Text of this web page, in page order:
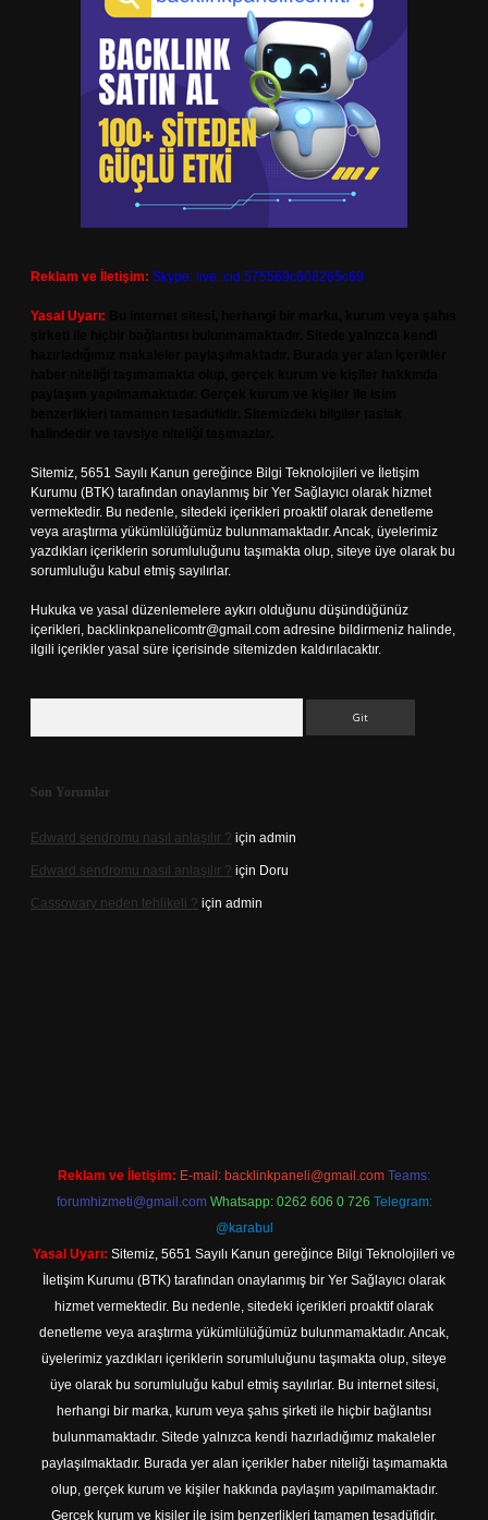
Reklam ve İletişim: Skype: live:.cid.575569c608265c69
Yasal Uyarı:
Sitemiz, 5651 Sayılı Kanun gereğince Bilgi Teknolojileri ve İletişim
Kurumu (BTK) tarafından onaylanmış bir Yer Sağlayıcı olarak hizmet
vermektedir. Bu nedenle, sitedeki içerikleri proaktif olarak denetleme
veya araştırma yükümlülüğümüz bulunmamaktadır. Ancak, üyelerimiz
yazdıkları içeriklerin sorumluluğunu taşımakta olup, siteye üye olarak bu
sorumluluğu kabul etmiş sayılırlar.
Hukuka ve yasal düzenlemelere aykırı olduğunu düşündüğünüz
içerikleri, backlinkpanelicomtr@gmail.com adresine bildirmeniz halinde,
ilgili içerikler yasal süre içerisinde sitemizden kaldırılacaktır.
Son Yorumlar
Edward sendromu nasıl anlaşılır ? için admin
Edward sendromu nasıl anlaşılır ? için Doru
Cassowary neden tehlikeli ? için admin
Reklam ve İletişim: E-mail: backlinkpaneli@gmail.com Teams:
forumhizmeti@gmail.com Whatsapp: 0262 606 0 726 Telegram:
@karabul
Yasal Uyarı: Sitemiz, 5651 Sayılı Kanun gereğince Bilgi Teknolojileri ve
İletişim Kurumu (BTK) tarafından onaylanmış bir Yer Sağlayıcı olarak
hizmet vermektedir. Bu nedenle, sitedeki içerikleri proaktif olarak
denetleme veya araştırma yükümlülüğümüz bulunmamaktadır. Ancak,
üyelerimiz yazdıkları içeriklerin sorumluluğunu taşımakta olup, siteye
üye olarak bu sorumluluğu kabul etmiş sayılırlar. Bu internet sitesi,
herhangi bir marka, kurum veya şahıs şirketi ile hiçbir bağlantısı
bulunmamaktadır. Sitede yalnızca kendi hazırladığımız makaleler
paylaşılmaktadır. Burada yer alan içerikler haber niteliği taşımamakta
olup, gerçek kurum ve kişiler hakkında paylaşım yapılmamaktadır.
Gerçek kurum ve kişiler ile isim benzerlikleri tamamen tesadüfidir.